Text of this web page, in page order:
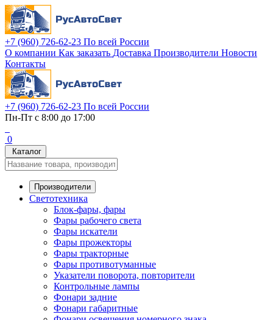
+7 (960) 726-62-23 По всей России
О компании Как заказать Доставка Производители Новости
Контакты
+7 (960) 726-62-23 По всей России
Пн-Пт с 8:00 до 17:00
0
Каталог
Производители
Светотехника
Блок-фары, фары
Фары рабочего света
Фары искатели
Фары прожекторы
Фары тракторные
Фары противотуманные
Указатели поворота, повторители
Контрольные лампы
Фонари задние
Фонари габаритные